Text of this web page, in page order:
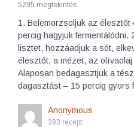
5295 megtekintés
1. Belemorzsoljuk az
percig hagyjuk fermentálódni.
lisztet, hozzáadjuk a sót,
élesztőt, a mézet, az
Alaposan bedagasztjuk a
dagasztást – 15 percig gyors
Anonymous
393 recept